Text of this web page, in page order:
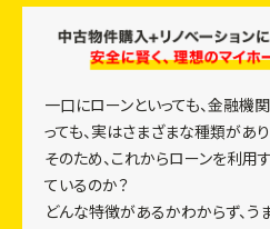
一口にローンといっても、金融機
っても、実はさまざまな種類があり
そのため、これからローンを利用
ているのか？
どんな特徴があるかわからず、う